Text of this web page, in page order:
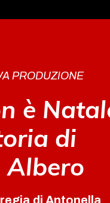
PRODUZIONE
è
di
Albero
di Antonella